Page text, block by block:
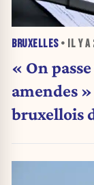
BRUXELLES• IL Y A
« On
amendes
bruxellois